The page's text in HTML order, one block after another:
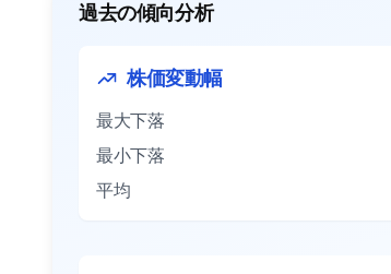
過去の傾向分析
株価変動幅
最大下落
最小下落
平均